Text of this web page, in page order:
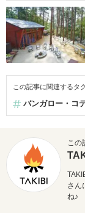
この記事に関連するタ
バンガロー・コ
この
さん
ね♪